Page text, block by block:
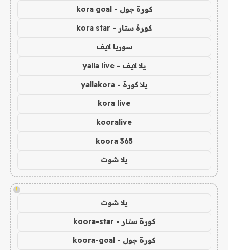
كورة جول - kora goal
كورة ستار - kora star
سوريا لايف
يلا لايف - yalla live
يلا كورة - yallakora
kora live
kooralive
koora 365
يلا شوت
!
يلا شوت
كورة ستار - koora-star
كورة جول - koora-goal